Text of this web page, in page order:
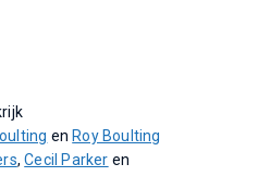
en Roy Boulting
,Cecil Parker en